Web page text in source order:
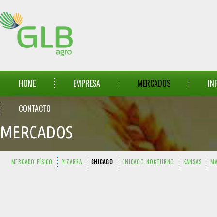
HOME EMPRESA MERCADOS
CONTACTO
MERCADOS
MERCADO FÍSICO PIZARRA CHICAGO CHICAGO NOCTURNO KANSAS